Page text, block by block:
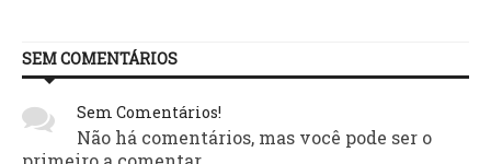
SEM COMENTÁRIOS
Sem Comentários!
Não há comentários, mas você pode ser o